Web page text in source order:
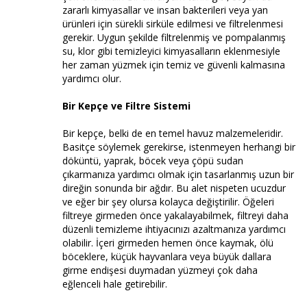
zararlı kimyasallar ve insan bakterileri veya yan
ürünleri için sürekli sirküle edilmesi ve filtrelenmesi
gerekir. Uygun şekilde filtrelenmiş ve pompalanmış
su, klor gibi temizleyici kimyasalların eklenmesiyle
her zaman yüzmek için temiz ve güvenli kalmasına
yardımcı olur.
Bir Kepçe ve Filtre Sistemi
Bir kepçe, belki de en temel havuz malzemeleridir.
Basitçe söylemek gerekirse, istenmeyen herhangi bir
döküntü, yaprak, böcek veya çöpü sudan
çıkarmanıza yardımcı olmak için tasarlanmış uzun bir
direğin sonunda bir ağdır. Bu alet nispeten ucuzdur
ve eğer bir şey olursa kolayca değiştirilir. Öğeleri
filtreye girmeden önce yakalayabilmek, filtreyi daha
düzenli temizleme ihtiyacınızı azaltmanıza yardımcı
olabilir. İçeri girmeden hemen önce kaymak, ölü
böceklere, küçük hayvanlara veya büyük dallara
girme endişesi duymadan yüzmeyi çok daha
eğlenceli hale getirebilir.